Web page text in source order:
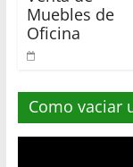
Muebles de
Oficina
Como vaciar